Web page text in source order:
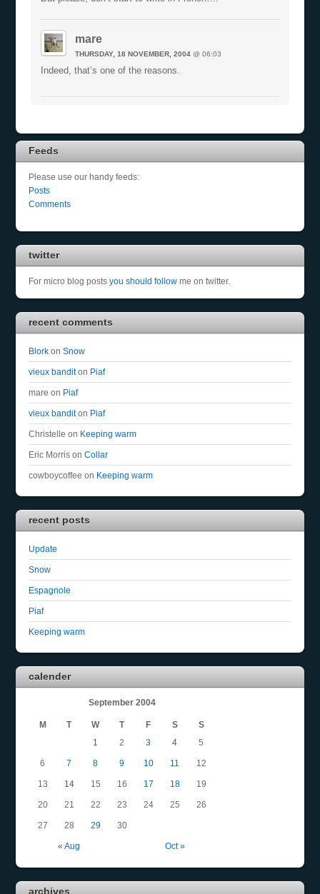
mare
THURSDAY, 18 NOVEMBER, 2004 @ 06:03
Indeed, that’s one of the reasons.
Feeds
Please use our handy feeds:
Posts
Comments
twitter
For micro blog postsyou should follow me on twitter.
recent comments
Blork onSnow
vieux banditon Piaf
mare on Piaf
vieux banditon Piaf
Christelle on Keeping warm
Eric Morris onCollar
cowboycoffee on Keeping warm
recent posts
Update
Snow
Espagnole
Piaf
Keeping warm
calender
September 2004
M T W T F S S
« Aug Oct »
1 2 3 4 5
6 7 8 9 10 11 12
13 14 15 16 17 18 19
20 21 22 23 24 25 26
27 28 29 30
archives